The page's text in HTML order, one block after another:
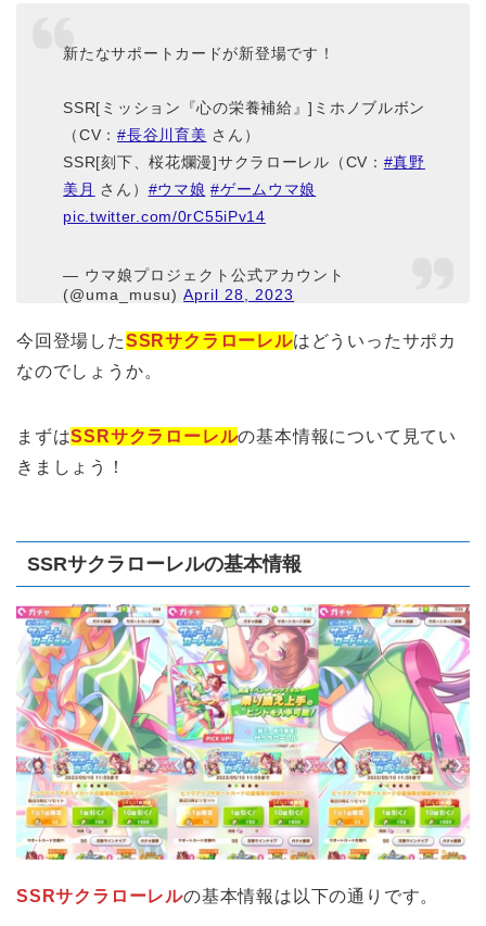
新たなサポートカードが新登場です！
SSR[ミッション『心の栄養補給』]ミホノブルボン
（CV：#長谷川育美 さん）
SSR[刻下、桜花爛漫]サクラローレル（CV： #真野
美月
さん） #ウマ娘 #ゲームウマ娘
pic.twitter.com/0rC55iPv14
— ウマ娘プロジェクト公式アカウント
(@uma_musu)April 28, 2023
今回登場したSSRサクラローレルはどういったサポカ
なのでしょうか。
まずはSSRサクラローレルの基本情報について見てい
きましょう！
SSRサクラローレルの基本情報
SSRサクラローレルの基本情報は以下の通りです。